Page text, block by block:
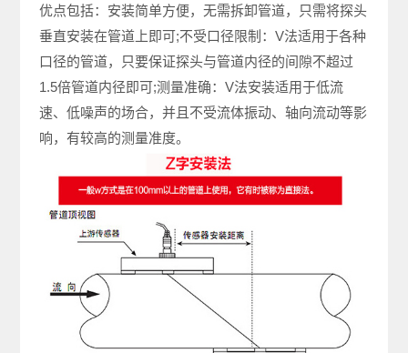
优点包括：安装简单方便，无需拆卸管道，只需将探头
垂直安装在管道上即可;不受口径限制：V法适用于各种
口径的管道，只要保证探头与管道内径的间隙不超过
1.5倍管道内径即可;测量准确：V法安装适用于低流
速、低噪声的场合，并且不受流体振动、轴向流动等影
响，有较高的测量准度。